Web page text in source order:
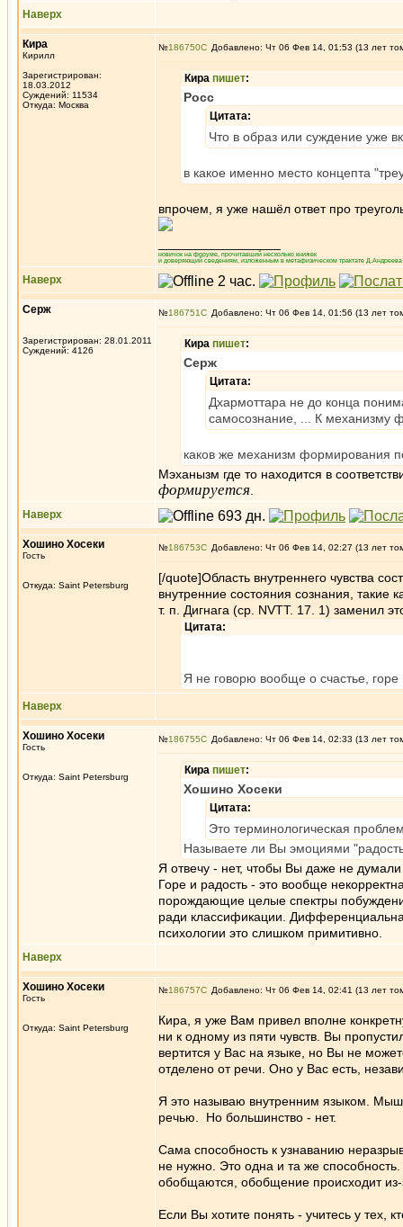
Наверх
Кира
Кирилл
Зарегистрирован:
18.03.2012
Суждений: 11534
Откуда: Москва
№186750 Добавлено: Чт 06 Фев 14, 01:53 (13 лет
Кира пишет:
Росс
Цитата:
Что в образ или суждение уже
в какое именно место концепта
впрочем, я уже нашёл ответ про
новичок на форуме, прочитавший несколько книжек
и доверяющий сведениям, изложенным в метафизическом трактате
Наверх
Серж
Зарегистрирован: 28.01.2011
Суждений: 4126
№186751 Добавлено: Чт 06 Фев 14, 01:56 (13 лет
Кира пишет:
Серж
Цитата:
Дхармоттара не до конца
самосознание, ... К механизму
каков же механизм формирования
Мэханызм где то находится в
формируется
Наверх
Хошино Хосеки
Гость
Откуда: Saint Petersburg
№186753 Добавлено: Чт 06 Фев 14, 02:27 (13 лет
[/quote]Область внутреннего чувства
внутренние состояния сознания, такие
т. п. Дигнага (ср. NVTT. 17. 1) заменил
Цитата:
Я не говорю вообще о счастье, горе
Наверх
Хошино Хосеки
Гость
Откуда: Saint Petersburg
№186755 Добавлено: Чт 06 Фев 14, 02:33 (13 лет
Кира пишет:
Хошино Хосеки
Цитата:
Это терминологическая
Называете ли Вы эмоциями
Я отвечу - нет, чтобы Вы даже не
Горе и радость - это вообще
порождающие целые спектры
ради классификации.
психологии это слишком примитивно.
Наверх
Хошино Хосеки
Гость
Откуда: Saint Petersburg
№186757 Добавлено: Чт 06 Фев 14, 02:41 (13 лет
Кира, я уже Вам привел вполне
ни к одному из пяти чувств. Вы
вертится у Вас на языке, но Вы не
отделено от речи. Оно у Вас есть,
Я это называю внутренним языком.
речью. Но большинство - нет.
Сама способность к узнаванию
не нужно. Это одна и та же
обобщаются, обобщение происходит
Если Вы хотите понять - учитесь у тех,